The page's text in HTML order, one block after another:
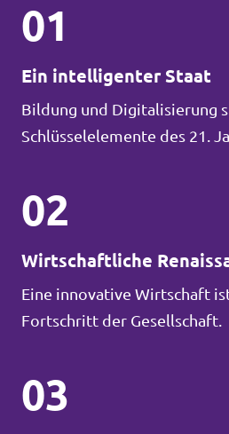
01
Ein intelligenter Staat
Bildung und Digitalisierung
Schlüsselelemente des 21.
02
Wirtschaftliche
Eine innovative Wirtschaft
Fortschritt der Gesellschaft.
03